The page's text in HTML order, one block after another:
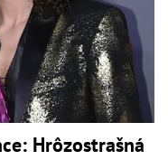
Hrôzostrašná